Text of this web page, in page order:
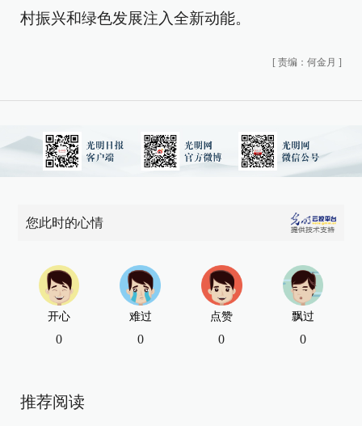
村振兴和绿色发展注入全新动能。
[ 责编：何金月 ]
您此时的心情
开心
0
难过
0
点赞
0
飘过
0
推荐阅读